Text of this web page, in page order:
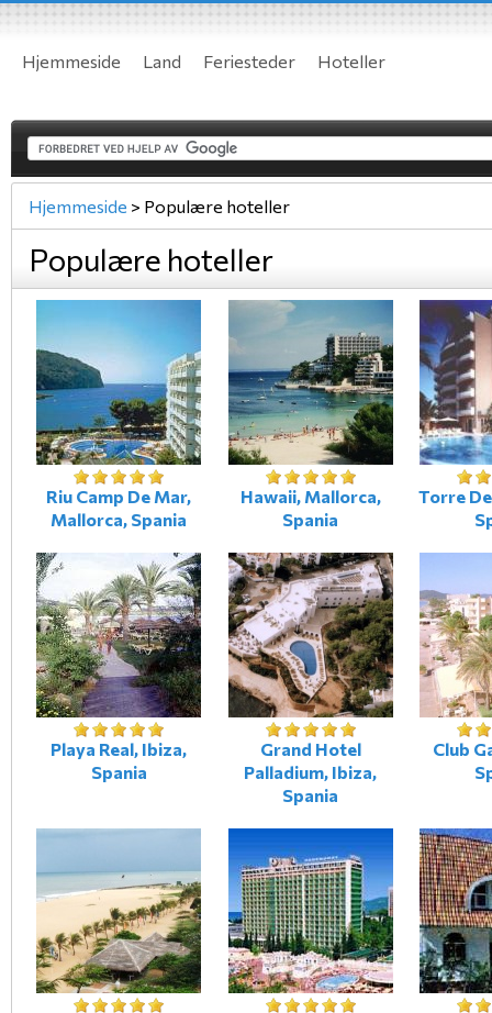
Hjemmeside Land Feriesteder Hoteller
Hjemmeside > Populære hoteller
Populære hoteller
Riu Camp De Mar,
Mallorca, Spania
Hawaii, Mallorca,
Spania
Torre
Playa Real, Ibiza,
Spania
Grand Hotel
Palladium, Ibiza,
Spania
Club